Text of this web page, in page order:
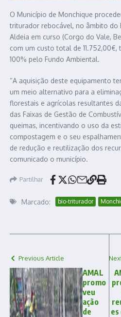
O Município de Monchique
triturador rebocável, no âmbito do
Aldeia em curso (Corgo do Vale,
com um custo total de 11.752,00€,
100% pelo Fundo Ambiental.
“A aquisição deste equipamento
um meio alternativo para a
florestais e agrícolas resultantes
das Faixas de Gestão de
queimas, incentivando o uso da
compostagem e o seu
de redução e reutilização dos
comunicado o município.
Partilhar
Marcado: bio-triturador
Previous Article
AMAL
promo
veu
ação
de
es